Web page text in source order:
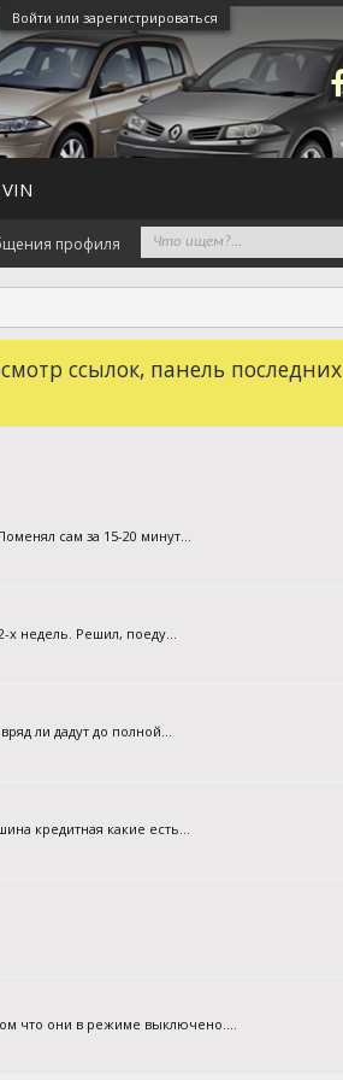
Войти или зарегистрироваться
ссылок, панель последних
сам за 15-20 минут...
х недель. Решил, поеду...
ли дадут до полной...
кредитная какие есть...
что они в режиме выключено....
профиля